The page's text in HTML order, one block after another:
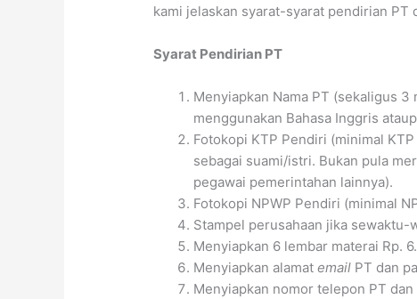
kami jelaskan syarat-syarat pendirian PT
Syarat Pendirian PT
Menyiapkan Nama PT (sekaligus
menggunakan Bahasa Inggris
Fotokopi KTP Pendiri (minimal
sebagai suami/istri. Bukan pula
pegawai pemerintahan lainnya).
Fotokopi NPWP Pendiri (minimal
Stampel perusahaan jika sewaktu-
Menyiapkan 6 lembar materai Rp.
Menyiapkan alamatemail PT dan
Menyiapkan nomor telepon PT